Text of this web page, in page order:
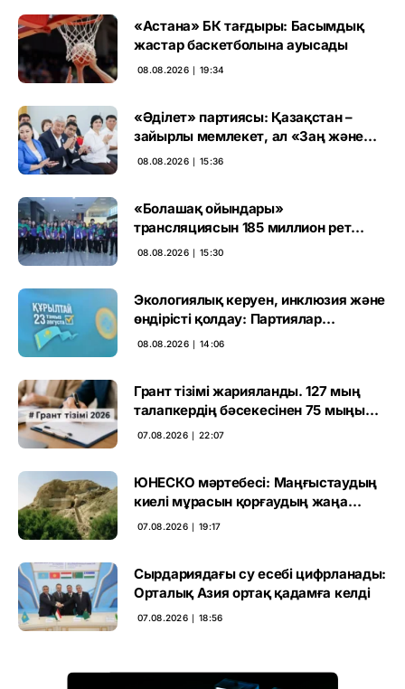
«Астана» БК тағдыры: Басымдық
жастар баскетболына ауысады
08.08.2026 ∣ 19:34
«Әділет» партиясы: Қазақстан –
зайырлы мемлекет, ал «Заң және
тәртіп» қағидаты баршаға міндетті
08.08.2026 ∣ 15:36
«Болашақ ойындары»
трансляциясын 185 миллион рет
көрген
08.08.2026 ∣ 15:30
Экологиялық керуен, инклюзия және
өндірісті қолдау: Партиялар
өңірлерде қандай мәселе көтерді
08.08.2026 ∣ 14:06
Грант тізімі жарияланды. 127 мың
талапкердің бәсекесінен 75 мыңы
өтті
07.08.2026 ∣ 22:07
ЮНЕСКО мәртебесі: Маңғыстаудың
киелі мұрасын қорғаудың жаңа
кезеңі басталды
07.08.2026 ∣ 19:17
Сырдариядағы су есебі цифрланады:
Орталық Азия ортақ қадамға келді
07.08.2026 ∣ 18:56